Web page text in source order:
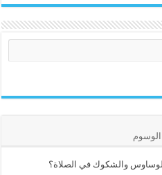
الوسوم
والشكوك في الصلاة؟